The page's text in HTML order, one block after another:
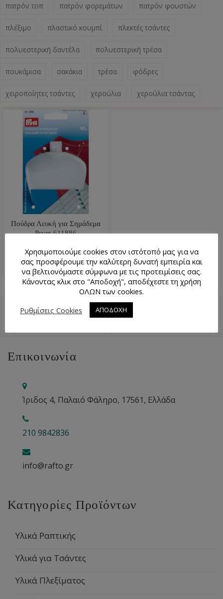
πατρόν τοπ πατρόν φορεμάτων πατρόν φουστών
πλέξιμο πλαστικό κουμπί πλεκτές τσάντες
πολυεστερική δαντέλα πολυεστερική τρέσα
πουκάμισα σακάκια τρέσα φόδρες
χειροποίητες τσάντες χερούλια χερούλια τσάντας
Πούδρα Λευκή για Σημάδεμα
Prym 611886
4.80€
ΧΆΡΤΗΣ
Επικοινωνία
Ίριδος 4, Παλαιό Φάληρο, 17561, Ελλάδα
210 9842836
info@rafto.gr
Κατηγορίες Προϊόντων
Υλικά Ραπτικής
Υλικά για Τσάντες
Υλικά Πλεξίματος
Χρησιμοποιούμε cookies στον ιστότοπό μας για να
σας προσφέρουμε την καλύτερη δυνατή εμπειρία και
να βελτιονόμαστε σύμφωνα με τις προτειμίσεις σας.
Κάνοντας κλικ στο "Αποδοχή", αποδέχεστε τη χρήση
ΟΛΩΝ των cookies.
Ρυθμίσεις Cookies
ΑΠΟΔΟΧΗ